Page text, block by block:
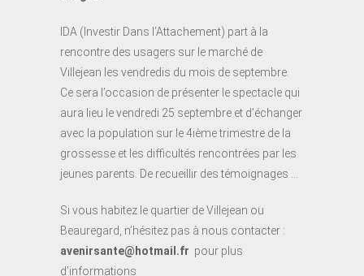
IDA (Investir Dans l’Attachement) part à la
rencontre des usagers sur le marché de
Villejean les vendredis du mois de septembre.
Ce sera l’occasion de présenter le spectacle qui
aura lieu le vendredi 25 septembre et d’échanger
avec la population sur le 4ième trimestre de la
grossesse et les difficultés rencontrées par les
jeunes parents. De recueillir des témoignages …
Si vous habitez le quartier de Villejean ou
Beauregard, n’hésitez pas à nous contacter :
avenirsante@hotmail.fr pour plus
d’informations